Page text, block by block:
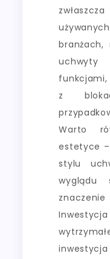
z
Warto
estetyce
stylu
wyglądu